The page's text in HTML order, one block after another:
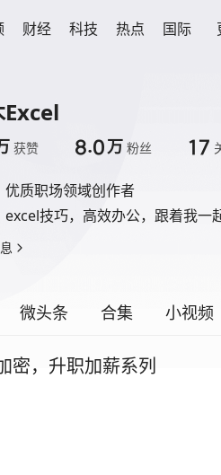
财经 科技 热点 国际
获赞 8.0万 粉丝 17
优质职场领域创作者
excel技巧，高效办公，跟着我一
微头条 合集 小视频
密，升职加薪系列